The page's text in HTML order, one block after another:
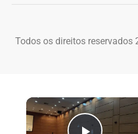
Todos os direitos